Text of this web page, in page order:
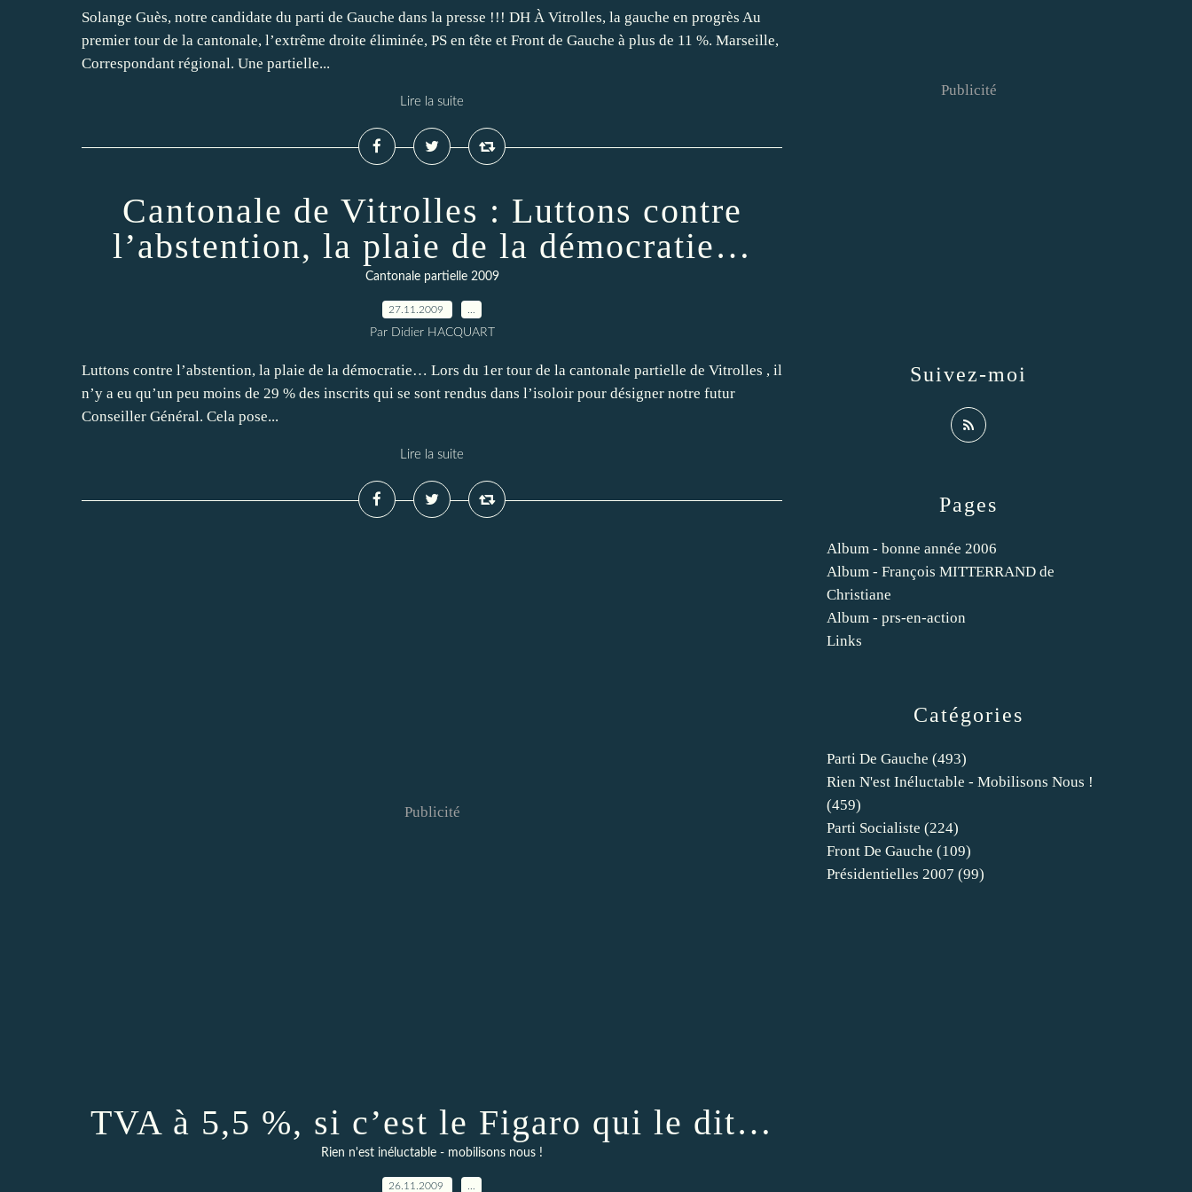
Solange Guès, notre candidate du parti de Gauche dans la presse !!! DH À Vitrolles, la gauche en progrès Au
premier tour de la cantonale, l’extrême droite éliminée, PS en tête et Front de Gauche à plus de 11 %. Marseille,
Correspondant régional. Une partielle...
Lire la suite
Cantonale de Vitrolles : Luttons contre
l’abstention, la plaie de la démocratie…
Cantonale partielle 2009
27.11.2009
Par Didier HACQUART
Luttons contre l’abstention, la plaie de la démocratie… Lors du 1er tour de la cantonale partielle de Vitrolles , il
n’y a eu qu’un peu moins de 29 % des inscrits qui se sont rendus dans l’isoloir pour désigner notre futur
Conseiller Général. Cela pose...
Lire la suite
Publicité
TVA à 5,5 %, si c’est le Figaro qui le dit…
Rien n'est inéluctable - mobilisons nous !
26.11.2009
Catégories
Parti De Gauche (493)
Rien N'est Inéluctable - Mobilisons Nous !
(459)
Parti Socialiste (224)
Front De Gauche (109)
Présidentielles 2007 (99)
Pages
Album - bonne année 2006
Album - François MITTERRAND de
Christiane
Album - prs-en-action
Links
Suivez-moi
Publicité